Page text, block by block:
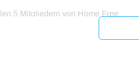
5 Mitgliedern von Home Free
(bitte nur ein (1) Gegenstand pro